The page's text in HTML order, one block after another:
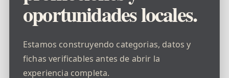
oportunidades locales.
Estamos construyendo categorias, datos y
fichas verificables antes de abrir la
experiencia completa.